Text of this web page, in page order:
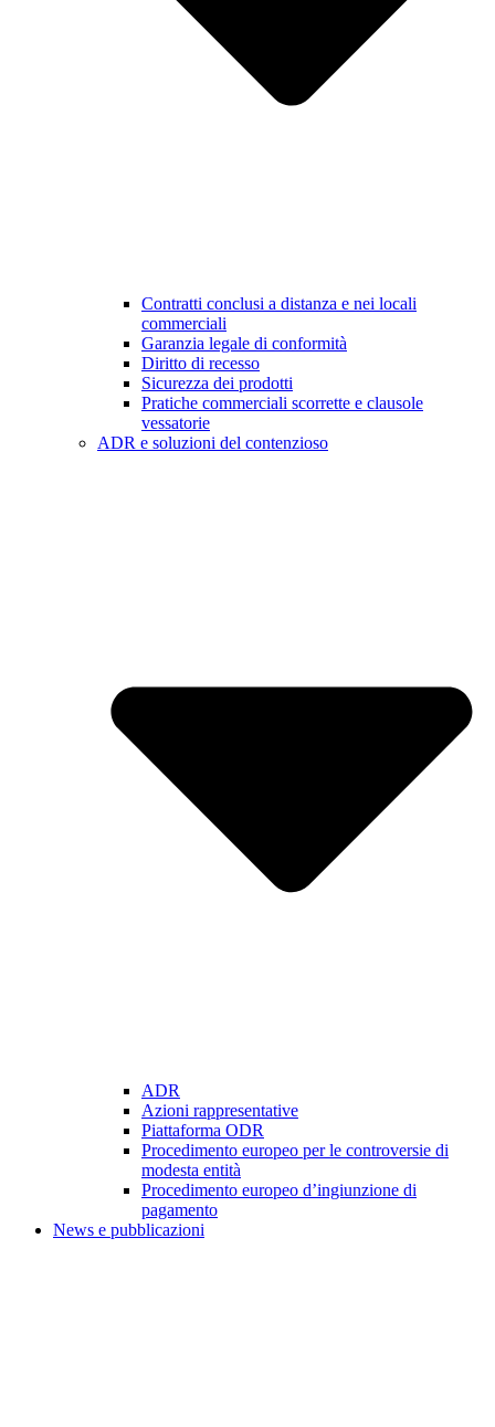
Contratti conclusi a distanza e nei locali
commerciali
Garanzia legale di conformità
Diritto di recesso
Sicurezza dei prodotti
Pratiche commerciali scorrette e clausole
vessatorie
ADR e soluzioni del contenzioso
ADR
Azioni rappresentative
Piattaforma ODR
Procedimento europeo per le controversie di
modesta entità
Procedimento europeo d’ingiunzione di
pagamento
News e pubblicazioni